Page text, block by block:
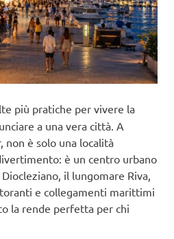
più pratiche per vivere la
a una vera città. A
non è solo una località
è un centro urbano
il lungomare Riva,
e collegamenti marittimi
la rende perfetta per chi